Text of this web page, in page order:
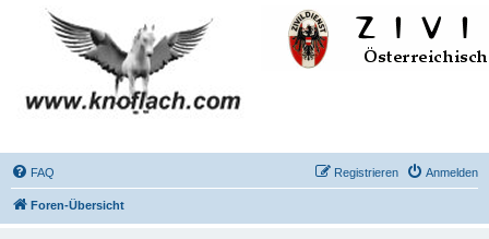
FAQ Anmelden
Registrieren
Foren-Übersicht